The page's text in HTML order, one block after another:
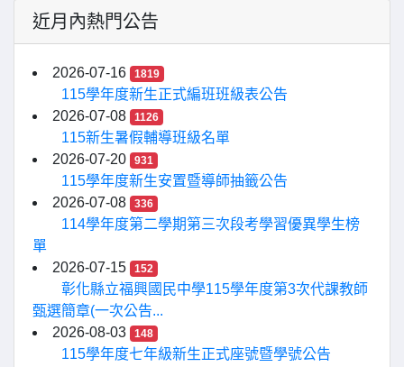
近月內熱門公告
2026-07-16 1819
115學年度新生正式編班班級表公告
2026-07-08
1126
115新生暑假輔導班級名單
2026-07-20
931
115學年度新生安置暨導師抽籤公告
2026-07-08
336
114學年度第二學期第三次段考學習優異學生榜
單
2026-07-15
152
彰化縣立福興國民中學115學年度第3次代課教師
甄選簡章(一次公告...
2026-08-03
148
115學年度七年級新生正式座號暨學號公告